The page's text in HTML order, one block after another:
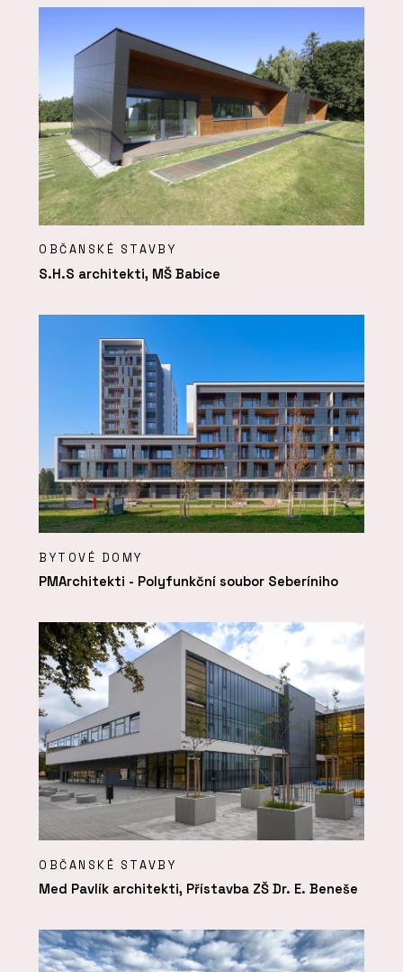
OBČANSKÉ STAVBY
S.H.S architekti, MŠ Babice
BYTOVÉ DOMY
PMArchitekti - Polyfunkční soubor Seberíniho
OBČANSKÉ STAVBY
Med Pavlík architekti, Přístavba ZŠ Dr. E. Beneše